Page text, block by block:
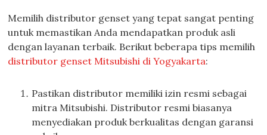
Memilih distributor genset yang tepat sangat penting
untuk memastikan Anda mendapatkan produk asli
dengan layanan terbaik. Berikut beberapa tips memilih
distributor genset Mitsubishi di Yogyakarta:
Pastikan distributor memiliki izin resmi sebagai
mitra Mitsubishi. Distributor resmi biasanya
menyediakan produk berkualitas dengan garansi